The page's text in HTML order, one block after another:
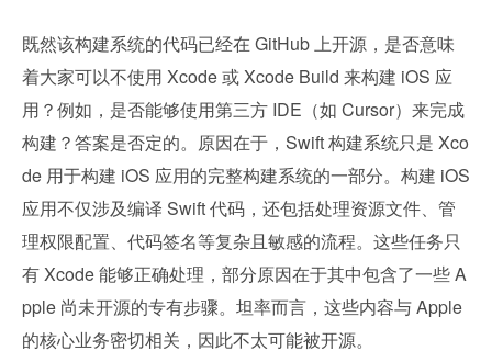
既然该构建系统的代码已经在 GitHub 上开源，是否意味
着大家可以不使用 Xcode 或 Xcode Build 来构建 iOS 应
用？例如，是否能够使用第三方 IDE（如 Cursor）来完成
构建？答案是否定的。原因在于，Swift 构建系统只是 Xco
de 用于构建 iOS 应用的完整构建系统的一部分。构建 iOS
应用不仅涉及编译 Swift 代码，还包括处理资源文件、管
理权限配置、代码签名等复杂且敏感的流程。这些任务只
有 Xcode 能够正确处理，部分原因在于其中包含了一些 A
pple 尚未开源的专有步骤。坦率而言，这些内容与 Apple
的核心业务密切相关，因此不太可能被开源。